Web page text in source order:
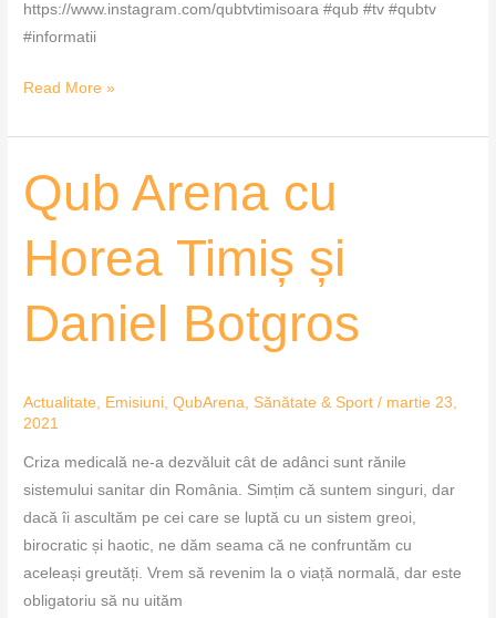
https://www.instagram.com/qubtvtimisoara #qub #tv #qubtv
#informatii
Read More »
Qub Arena cu
Horea Timiș și
Daniel Botgros
Actualitate Emisiuni ,QubArena Sănătate & Sport / martie 23,
2021
Criza medicală ne-a dezvăluit cât de adânci sunt rănile
sistemului sanitar din România. Simțim că suntem singuri, dar
dacă îi ascultăm pe cei care se luptă cu un sistem greoi,
birocratic și haotic, ne dăm seama că ne confruntăm cu
aceleași greutăți. Vrem să revenim la o viață normală, dar este
obligatoriu să nu uităm
Qub
Arena
Horea
și
Daniel